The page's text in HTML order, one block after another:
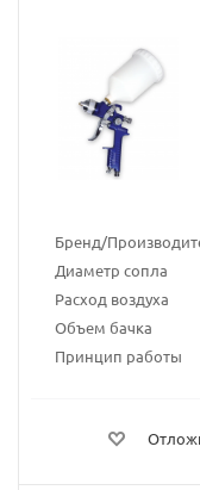
Бренд/
Диаметр сопла
Расход воздуха
Объем бачка
Принцип работы